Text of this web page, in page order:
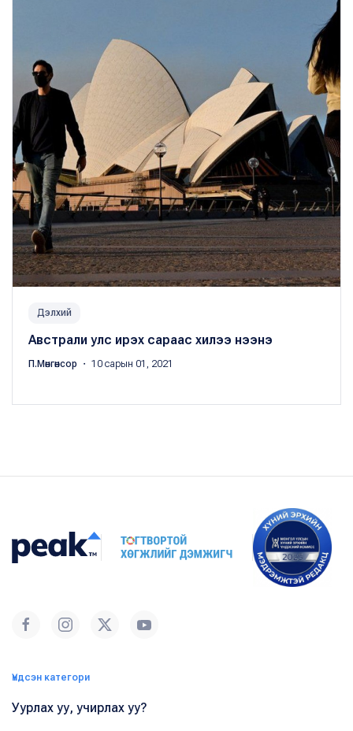
Дэлхий
Австрали улс ирэх сараас хилээ нээнэ
П.Мөнгөнсор ・ 10 сарын 01, 2021
Үндсэн категори
Уурлах уу, учирлах уу?